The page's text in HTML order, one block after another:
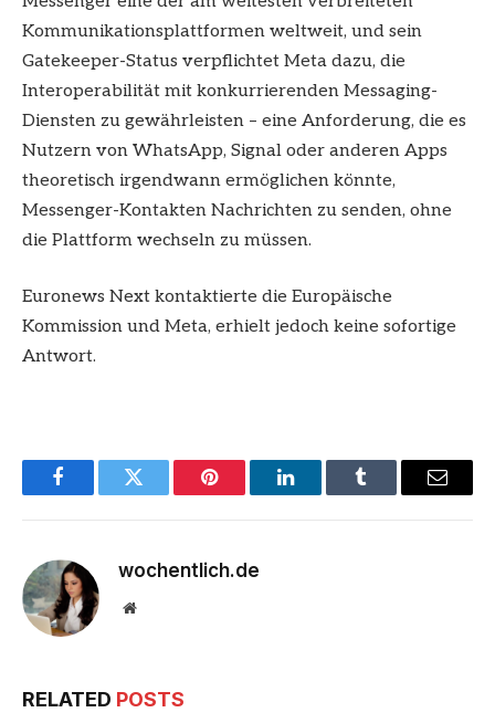
Kommunikationsplattformen weltweit, und sein
Gatekeeper-Status verpflichtet Meta dazu, die
Interoperabilität mit konkurrierenden Messaging-
Diensten zu gewährleisten – eine Anforderung, die es
Nutzern von WhatsApp, Signal oder anderen Apps
theoretisch irgendwann ermöglichen könnte,
Messenger-Kontakten Nachrichten zu senden, ohne
die Plattform wechseln zu müssen.
Euronews Next kontaktierte die Europäische
Kommission und Meta, erhielt jedoch keine sofortige
Antwort.
FacebookTwitter Pinterest LinkedInTumblr Email
wochentlich.de
Website
RELATED POSTS